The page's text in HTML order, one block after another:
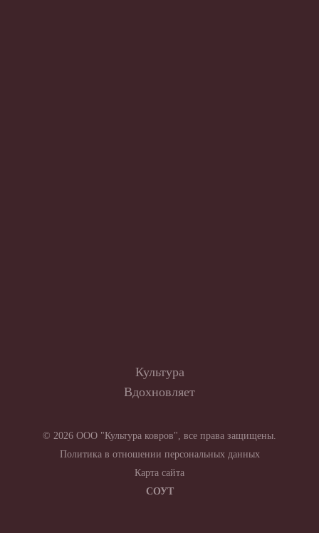
Культура
Вдохновляет
© 2026 ООО "Культура ковров", все права защищены.
Политика в отношении персональных данных
Карта сайта
СОУТ